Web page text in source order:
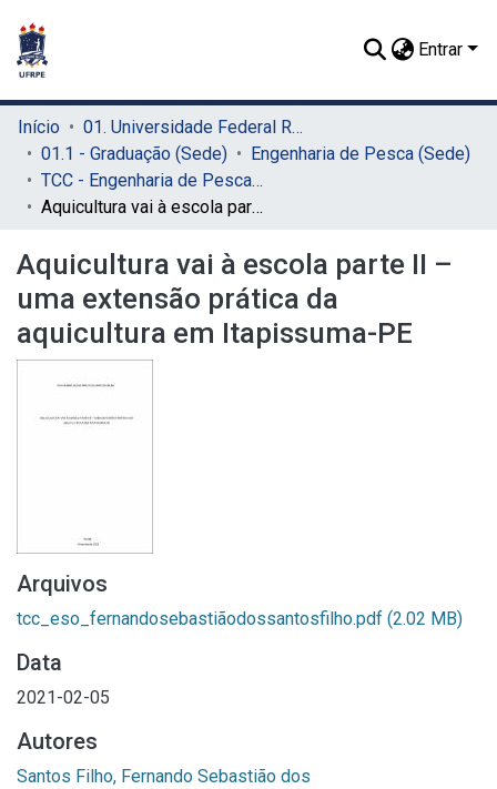
Entrar
Início
01. Universidade Federal Rural de Pernambuco - UFRPE (Sede)
01.1 - Graduação (Sede)
Engenharia de Pesca (Sede)
TCC - Engenharia de Pesca (Sede)
Aquicultura vai à escola parte II – uma extensão prática da aquicultura em Itapissuma-PE
Aquicultura vai à escola parte II –
uma extensão prática da
aquicultura em Itapissuma-PE
Arquivos
tcc_eso_fernandosebastiãodossantosfilho.pdf (2.02 MB)
Data
2021-02-05
Autores
Santos Filho, Fernando Sebastião dos